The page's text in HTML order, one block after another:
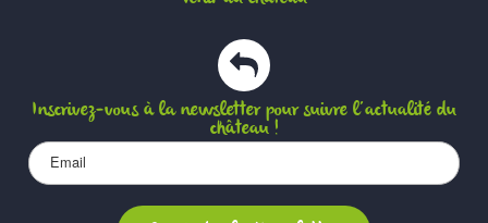
Inscrivez-vous à la newsletter pour suivre l’actualité du
château !